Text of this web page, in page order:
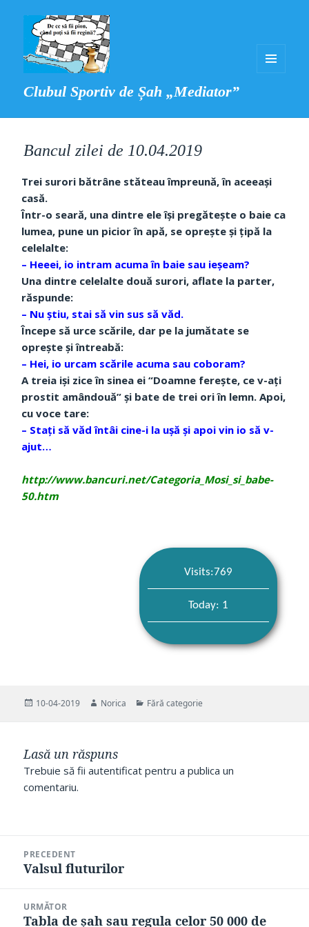
Clubul Sportiv de Șah „Mediator”
Bancul zilei de 10.04.2019
Trei surori bătrâne stăteau împreună, în aceeaşi
casă.
Într-o seară, una dintre ele îşi pregăteşte o baie ca
lumea, pune un picior în apă, se opreşte şi ţipă la
celelalte:
– Heeei, io intram acuma în baie sau ieşeam?
Una dintre celelalte două surori, aflate la parter,
răspunde:
– Nu ştiu, stai să vin sus să văd.
Începe să urce scările, dar pe la jumătate se
opreşte şi întreabă:
– Hei, io urcam scările acuma sau coboram?
A treia işi zice în sinea ei “Doamne fereşte, ce v-aţi
prostit amândouă” şi bate de trei ori în lemn. Apoi,
cu voce tare:
– Staţi să văd întâi cine-i la uşă şi apoi vin io să v-
ajut…
http://www.bancuri.net/Categoria_Mosi_si_babe-
50.htm
Visits:769
Today: 1
Publicat
10-04-2019 Autor
Norica Categorii
Fără categorie
Lasă un răspuns
Trebuie să fiiautentificat pentru a publica un
comentariu.
articole
PRECEDENT
Articolul
Valsul fluturilor
URMĂTOR
Articolul
Tabla de şah sau regula celor 50 000 de